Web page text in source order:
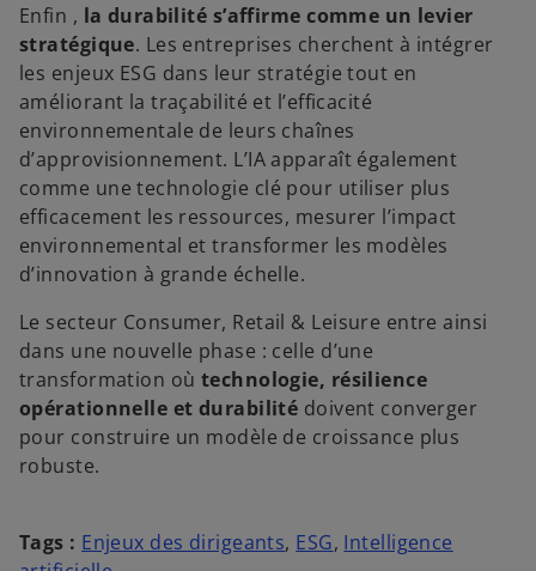
Enfin , la durabilité s’affirme comme un levier
stratégique. Les entreprises cherchent à intégrer
les enjeux ESG dans leur stratégie tout en
améliorant la traçabilité et l’efficacité
environnementale de leurs chaînes
d’approvisionnement. L’IA apparaît également
comme une technologie clé pour utiliser plus
efficacement les ressources, mesurer l’impact
environnemental et transformer les modèles
d’innovation à grande échelle.
Le secteur Consumer, Retail & Leisure entre ainsi
dans une nouvelle phase : celle d’une
transformation où technologie, résilience
opérationnelle et durabilité doivent converger
pour construire un modèle de croissance plus
robuste.
Tags : Enjeux des dirigeants, ESG, Intelligence